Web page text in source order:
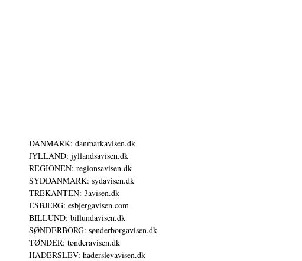
DANMARK: danmarkavisen.dk
JYLLAND: jyllandsavisen.dk
REGIONEN: regionsavisen.dk
SYDDANMARK: sydavisen.dk
TREKANTEN: 3avisen.dk
ESBJERG: esbjergavisen.com
BILLUND: billundavisen.dk
SØNDERBORG: sønderborgavisen.dk
TØNDER: tønderavisen.dk
HADERSLEV: haderslevavisen.dk